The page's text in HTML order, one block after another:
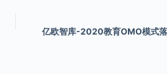
亿欧智库-2020教育OMO模式